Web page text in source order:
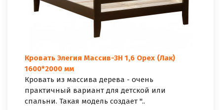
Кровать Элегия Массив-3Н 1,6 Орех (Лак)
1600*2000 мм
Кровать из массива дерева - очень
практичный вариант для детской или
спальни. Такая модель создает "..